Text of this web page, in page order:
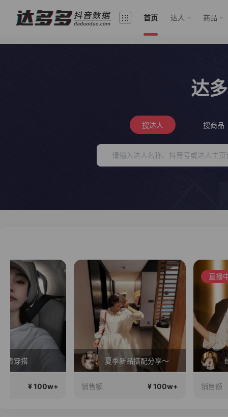
首页 达人 商品
达
搜达人 搜商品
夏季新品搭配分享～
销售额 ¥ 100w+
直播中
维密
销售额 ¥